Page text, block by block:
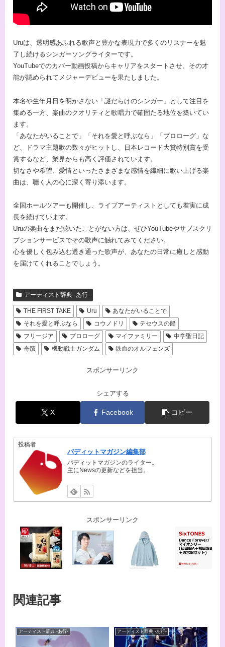
Uruは、透明感あふれる歌声と豊かな表現力で多くのリスナーを魅
了し続けるシンガーソングライターです。
YouTubeでのカバー動画投稿からキャリアをスタートさせ、その才
能が認められてメジャーデビューを果たしました。
本名や生年月日を明かさない「謎だらけのシンガー」として注目を
集める一方、楽曲のクオリティと歌唱力で確固たる地位を築いてい
ます。
「あなたがいることで」「それを愛と呼ぶなら」「プロローグ」な
ど、ドラマ主題歌の数々がヒットし、日本レコード大賞特別賞を受
賞するなど、業界からも高く評価されています。
切なさや希望、愛情といったさまざまな感情を繊細に歌い上げる楽
曲は、聴く人の心に深く寄り添います。
全国ホールツアーも開催し、ライブアーティストとしても着実に成
長を続けています。
Uruの楽曲をまだ聴いたことがない方は、ぜひYouTubeやサブスクリ
プションサービスでその歌声に触れてみてください。
心を優しく包み込む透き通った歌声が、あなたの日常に癒しと感動
を届けてくれることでしょう。
アーティスト辞典 -あ行-
THE FIRST TAKE Uru
あなたがいることで
それを愛と呼ぶなら
コウノドリ
テセウスの船
フリージア
プロローグ マイファミリー
中学聖日記
奇蹟
機動戦士ガンダム 鉄血のオルフェンズ
スポンサーリンク
シェアする
X Facebook コピー
投稿者
バディットマガジン編集部
バディットマガジンのライター。
主にNewsの更新などを担当。
スポンサーリンク
関連記事
アーティスト辞典 -あ行- アーティスト辞典 -あ行-